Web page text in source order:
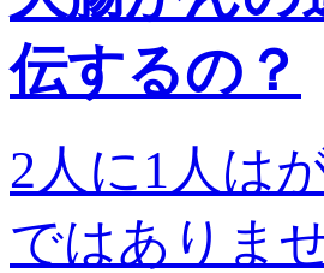
伝するの？
2人に1人は
ではありま